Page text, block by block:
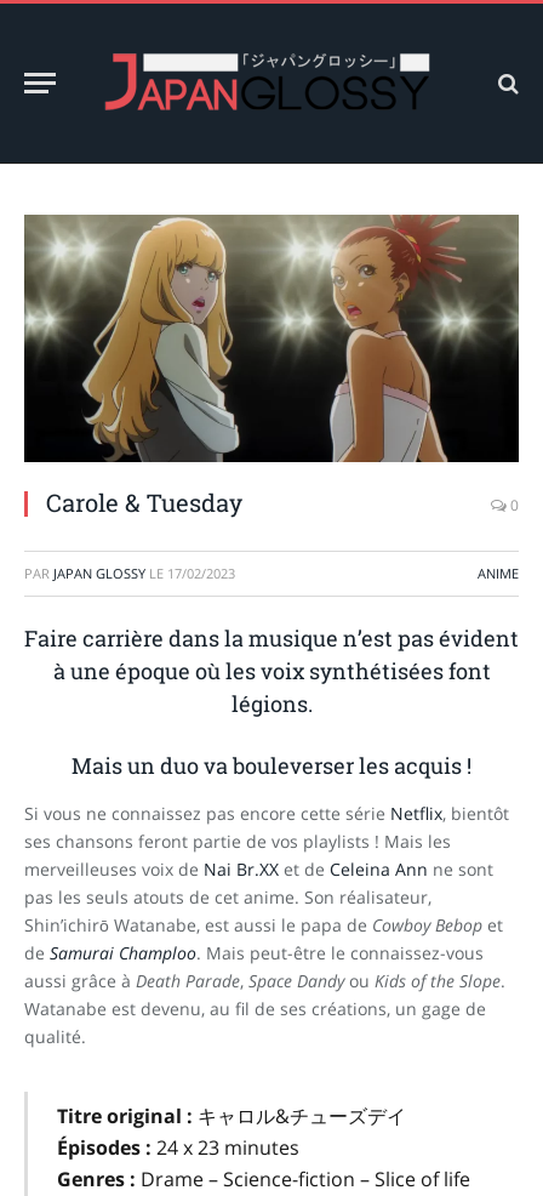
Carole & Tuesday 0
PAR JAPAN GLOSSY LE 17/02/2023 ANIME
Faire carrière dans la musique n’est pas évident
à une époque où les voix synthétisées font
légions.
Mais un duo va bouleverser les acquis !
Si vous ne connaissez pas encore cette série Netflix, bientôt
ses chansons feront partie de vos playlists ! Mais les
merveilleuses voix de Nai Br.XX et de Celeina Ann ne sont
pas les seuls atouts de cet anime. Son réalisateur,
Shin’ichirō Watanabe, est aussi le papa de Cowboy Bebop et
de Samurai Champloo. Mais peut-être le connaissez-vous
aussi grâce à Death Parade, Space Dandyou Kids of the Slope.
Watanabe est devenu, au fil de ses créations, un gage de
qualité.
Titre original : キャロル&チューズデイ
Épisodes : 24 x 23 minutes
Genres : Drame – Science-fiction – Slice of life